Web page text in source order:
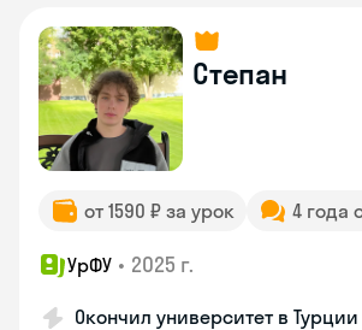
Степан
от 1590 ₽ за урок 4 года
УрФУ • 2025 г.
Окончил университет в